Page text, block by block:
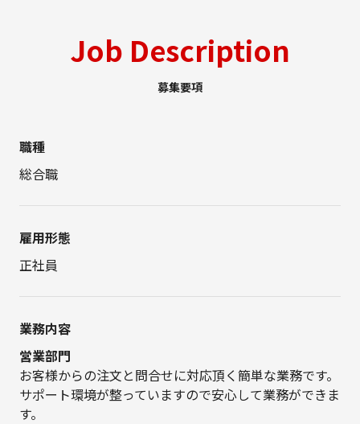
Job Description
募集要項
職種
総合職
雇用形態
正社員
業務内容
営業部門
お客様からの注文と問合せに対応頂く簡単な業務です。
サポート環境が整っていますので安心して業務ができま
す。